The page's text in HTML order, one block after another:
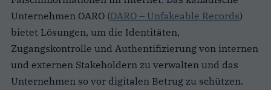
Unternehmen OARO (OARO – Unfakeable Records)
bietet Lösungen, um die Identitäten,
Zugangskontrolle und Authentifizierung von internen
und externen Stakeholdern zu verwalten und das
Unternehmen so vor digitalen Betrug zu schützen.